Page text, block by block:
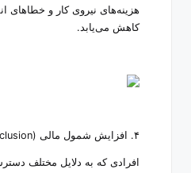
هزینه‌های نیروی کار و خطاهای
کاهش می‌یابد.
۴. افزایش شمول مالی (Financial Inclusion):
افرادی که به دلایل مختلف